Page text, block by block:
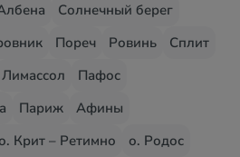
Солнечный берег
Пореч Ровинь
Сплит
Лимассол
Пафос
Париж
Афины
о. Крит – Ретимно
о. Родос